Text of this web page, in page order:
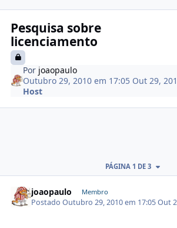
Pesquisa sobre
licenciamento
Por joaopaulo
Outubro 29, 2010 em 17:05 Out 29,
Host
PÁGINA 1 DE 3
joaopaulo Membro
PostadoOutubro 29, 2010 em 17:05Out